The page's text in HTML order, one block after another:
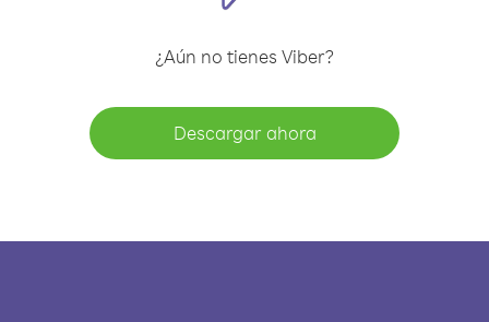
¿Aún no tienes Viber?
Descargar ahora